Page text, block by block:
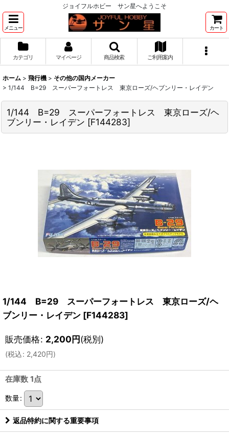
ジョイフルホビー サン星へようこそ
メニュー カート
カテゴリ マイページ 商品検索 ご利用案内
ホーム > 飛行機 > その他の国内メーカー
> 1/144 B=29 スーパーフォートレス 東京ローズ/ヘブンリー・レイデン
1/144 B=29 スーパーフォートレス 東京ローズ/ヘ
ブンリー・レイデン [F144283]
1/144 B=29 スーパーフォートレス 東京ローズ/ヘ
ブンリー・レイデン [F144283]
販売価格: 2,200円(税別)
(税込: 2,420円)
在庫数 1点
数量:
返品特約に関する重要事項